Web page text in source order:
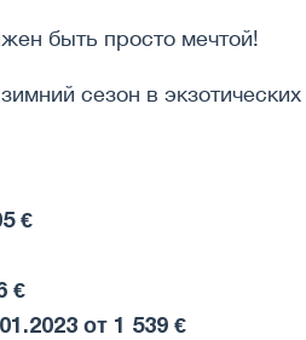
быть просто мечтой!
сезон в
€
€
от 1 539 €